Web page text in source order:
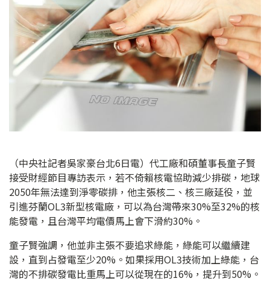
（中央社記者吳家豪台北6日電）代工廠和碩董事長童子賢
接受財經節目專訪表示，若不倚賴核電協助減少排碳，地球
2050年無法達到淨零碳排，他主張核二、核三廠延役，並
引進芬蘭OL3新型核電廠，可以為台灣帶來30%至32%的核
能發電，且台灣平均電價馬上會下滑約30%。
童子賢強調，他並非主張不要追求綠能，綠能可以繼續建
設，直到占發電至少20%。如果採用OL3技術加上綠能，台
灣的不排碳發電比重馬上可以從現在的16%，提升到50%。